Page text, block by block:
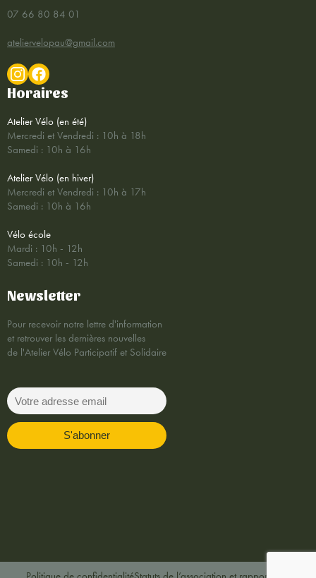
07 66 80 84 01
ateliervelopau@gmail.com
Horaires
Atelier Vélo (en été)
Mercredi et Vendredi : 10h à 18h
Samedi : 10h à 16h
Atelier Vélo (en hiver)
Mercredi et Vendredi : 10h à 17h
Samedi : 10h à 16h
Vélo école
Mardi : 10h - 12h
Samedi : 10h - 12h
Newsletter
Pour recevoir notre lettre d'information
et retrouver les dernières nouvelles
de l'Atelier Vélo Participatif et Solidaire